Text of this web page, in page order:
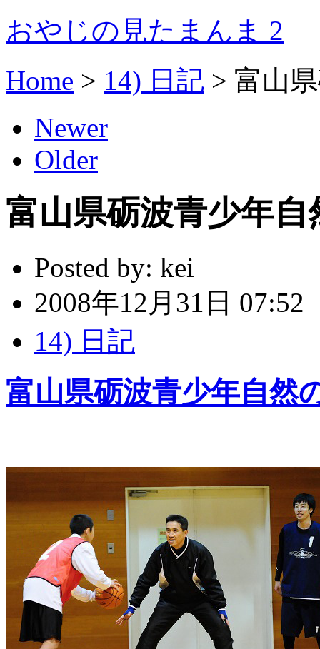
おやじの見たまんま 2
Home > 14) 日記 > 富山
Newer
Older
富山県砺波青少年自
Posted by: kei
2008年12月31日 07:52
14) 日記
富山県砺波青少年自然